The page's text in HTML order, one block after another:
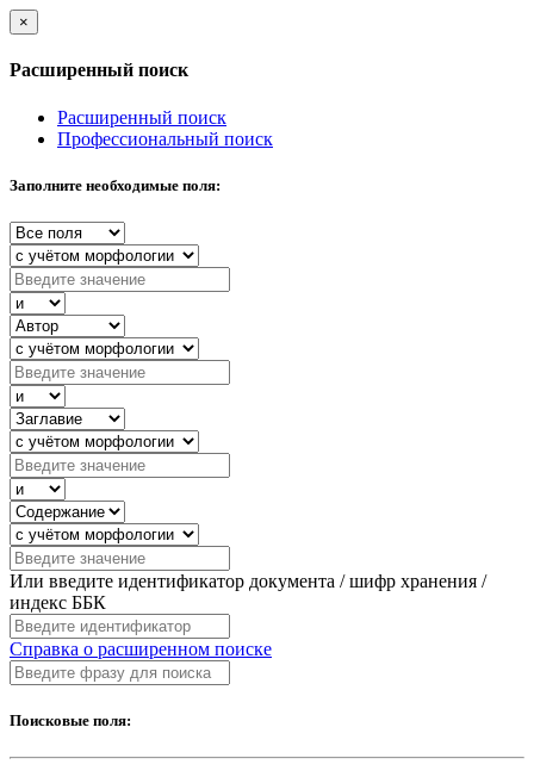
×
Расширенный поиск
Расширенный поиск
Профессиональный поиск
Заполните необходимые поля:
Или введите идентификатор документа / шифр хранения /
индекс ББК
Справка о расширенном поиске
Поисковые поля: